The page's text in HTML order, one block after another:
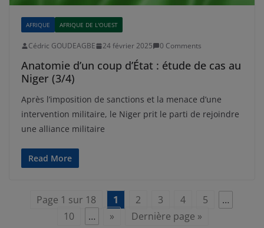
AFRIQUE AFRIQUE DE L'OUEST
Cédric GOUDEAGBE 24 février 2025 0 Comments
Anatomie d’un coup d’État : étude de cas au
Niger (3/4)
Après l’imposition de sanctions et la menace d’une
intervention militaire, le Niger prit le parti de rejoindre
une alliance militaire
Read More
Page 1 sur 18 1 2 3 4 5
…
10
… » Dernière page »